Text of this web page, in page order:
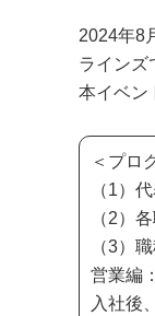
2024年8
ラインズ
本イベン
＜プロ
（1）
（2）
（3）
営業編
入社後